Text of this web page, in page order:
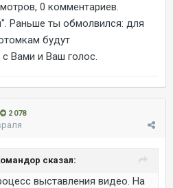
0 комментариев.
Раньше ты обмолвился: для
будут
Вами и Ваш голос.
2 078
сказал:
выставления видео. На